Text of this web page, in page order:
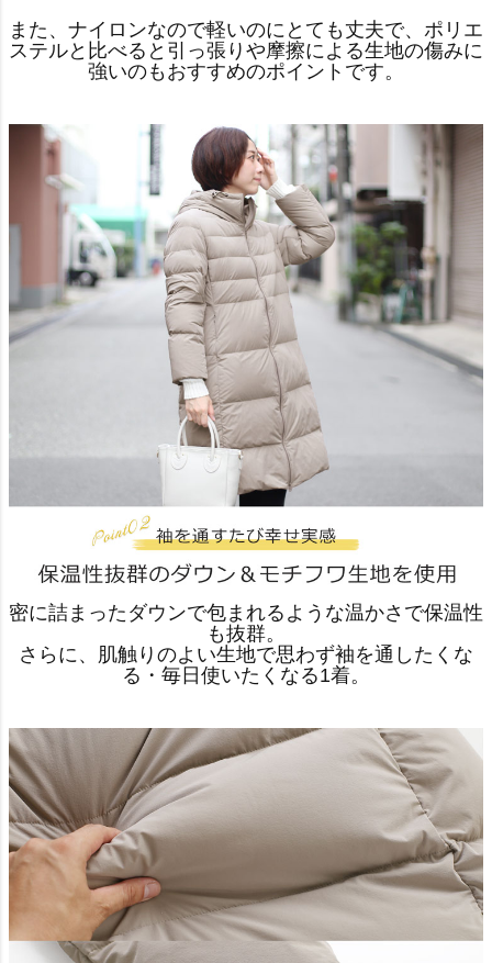
また、ナイロンなので軽いのにとても丈夫で、ポリエ
ステルと比べると引っ張りや摩擦による生地の傷みに
強いのもおすすめのポイントです。
密に詰まったダウンで包まれるような温かさで保温性
も抜群。
さらに、肌触りのよい生地で思わず袖を通したくな
る・毎日使いたくなる1着。